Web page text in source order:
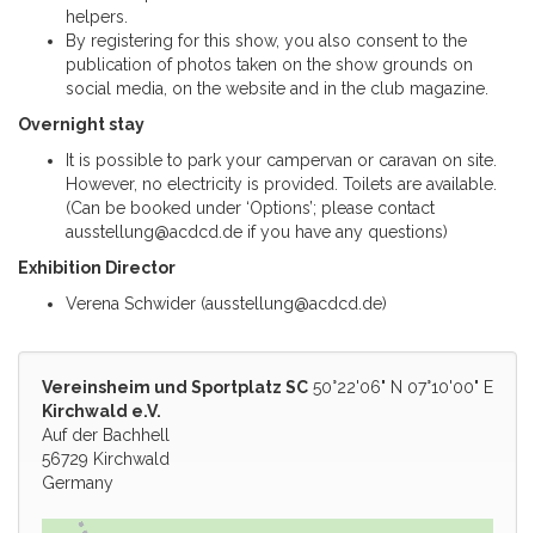
helpers.
By registering for this show, you also consent to the
publication of photos taken on the show grounds on
social media, on the website and in the club magazine.
Overnight stay
It is possible to park your campervan or caravan on site.
However, no electricity is provided. Toilets are available.
(Can be booked under ‘Options’; please contact
ausstellung@acdcd.de if you have any questions)
Exhibition Director
Verena Schwider (ausstellung@acdcd.de)
50°22'06" N 07°10'00" E
Vereinsheim und Sportplatz SC
Kirchwald e.V.
Auf der Bachhell
56729 Kirchwald
Germany